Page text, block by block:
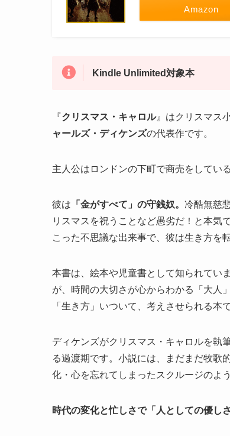
Amazon
Kindle Unlimited対象本
『クリスマス・キャロル』はクリスマス
ャールズ・ディケンズの代表作です。
主人公はロンドンの下町で商売をしてい
彼は 「金がすべて」の守銭奴。 冷酷無慈
リスマスを祝うことなど愚劣だ！と本気
こった不思議な出来事で、彼は生き方を
本書は、絵本や児童書として知られてい
が、時間の大切さが心からわかる「大人
「生き方」いついて、考えさせられる本で
ディケンズがクリスマス・キャロルを執
る過渡期です。小説には、まだまだ牧歌
化・心を忘れてしまったスクルージのよ
時代の変化と忙しさで「人としての優し